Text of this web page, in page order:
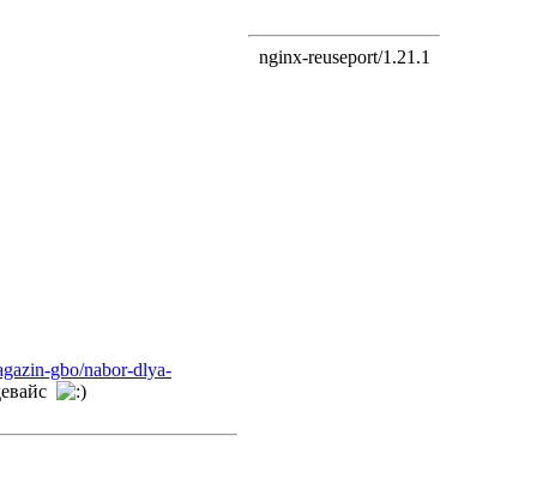
gbo/nabor-dlya-